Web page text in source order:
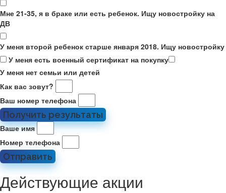
Мне 21-35, я в браке или есть ребенок. Ищу новостройку на
ДВ
У меня второй ребенок старше января 2018. Ищу новостройку
У меня есть военный сертификат на покупку
У меня нет семьи или детей
Как вас зовут?
Ваш номер телефона
Получить результаты
Ваше имя
Номер телефона
Отправить
Действующие акции